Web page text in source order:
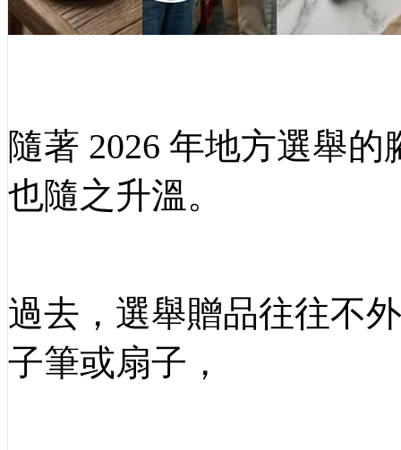
隨著 2026 年地方選舉的
也隨之升溫。
過去，選舉贈品往往不
子筆或扇子，